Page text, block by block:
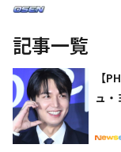
記事一覧
【
ュ